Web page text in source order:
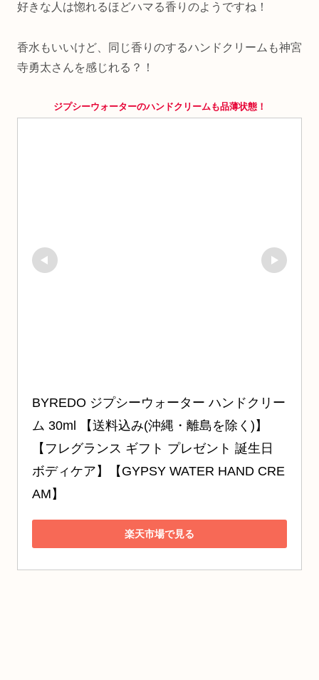
好きな人は惚れるほどハマる香りのようですね！
香水もいいけど、同じ香りのするハンドクリームも神宮
寺勇太さんを感じれる？！
ジプシーウォーターのハンドクリームも品薄状態！
BYREDO ジプシーウォーター ハンドクリー
ム 30ml 【送料込み(沖縄・離島を除く)】
【フレグランス ギフト プレゼント 誕生日
ボディケア】【GYPSY WATER HAND CRE
AM】
楽天市場で見る